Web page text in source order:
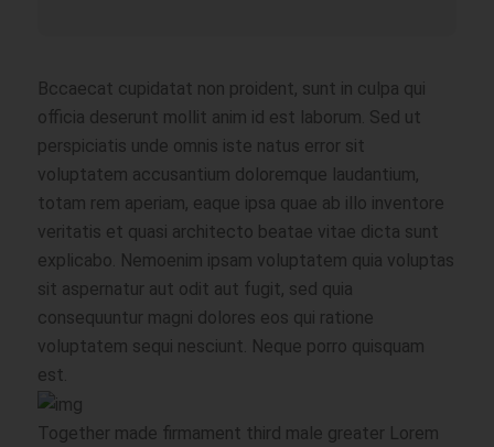
Bccaecat cupidatat non proident, sunt in culpa qui
officia deserunt mollit anim id est laborum. Sed ut
perspiciatis unde omnis iste natus error sit
voluptatem accusantium doloremque laudantium,
totam rem aperiam, eaque ipsa quae ab illo inventore
veritatis et quasi architecto beatae vitae dicta sunt
explicabo. Nemoenim ipsam voluptatem quia voluptas
sit aspernatur aut odit aut fugit, sed quia
consequuntur magni dolores eos qui ratione
voluptatem sequi nesciunt. Neque porro quisquam
est.
Together made firmament third male greater Lorem